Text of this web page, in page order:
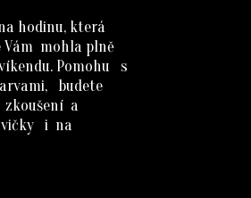
hodinu, která
Vám mohla plně
Pomohu s
budete
a
i na